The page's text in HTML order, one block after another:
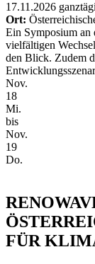
17.11.2026
Ort:
Ein Symposium
vielfältigen
den Blick. Zudem
Nov.
18
Mi.
bis
Nov.
19
Do.
FÜR